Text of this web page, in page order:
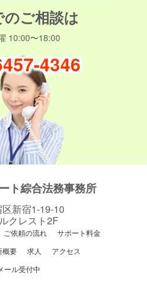
のご相談は
10:00〜18:00
4346
ト綜合法務事務所
新宿1-19-10
クレスト2F
ご依頼の流れ
サポート料金
概要 求人
アクセス
ール受付中